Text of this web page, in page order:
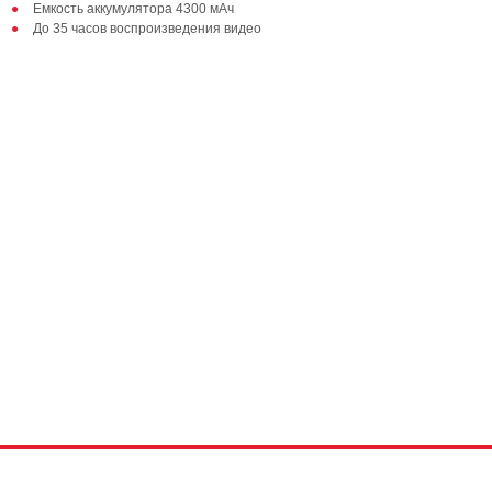
Емкость аккумулятора 4300 мАч
До 35 часов воспроизведения видео